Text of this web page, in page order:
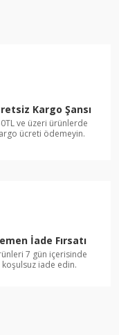
Kargo Şansı
ve üzeri ürünlerde
ücreti ödemeyin.
İade Fırsatı
7 gün içerisinde
koşulsuz iade edin.